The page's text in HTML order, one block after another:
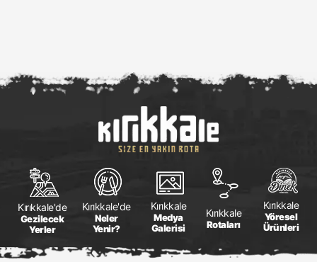
Kırıkkale'de
Gezilecek
Yerler
Kırıkkale'de
Neler
Yenir?
Kırıkkale
Medya
Galerisi
Kırıkkale
Rotaları
Kırıkkale
Yöresel
Ürünleri